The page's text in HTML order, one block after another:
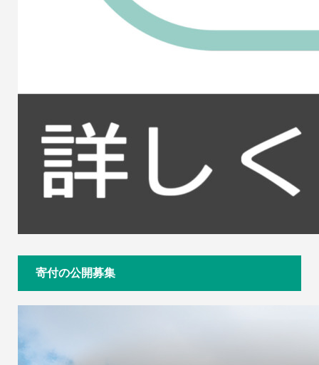
寄付の公開募集